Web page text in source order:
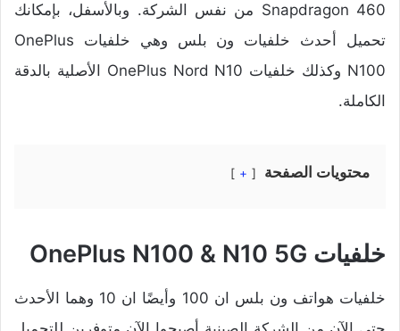
Snapdragon 460 من نفس الشركة. وبالأسفل، بإمكانك
تحميل أحدث خلفيات ون بلس وهي خلفيات OnePlus
N100 وكذلك خلفيات OnePlus Nord N10 الأصلية بالدقة
الكاملة.
محتويات الصفحة +
خلفيات OnePlus N100 & N10 5G
خلفيات هواتف ون بلس ان 100 وأيضًا ان 10 وهما الأحدث